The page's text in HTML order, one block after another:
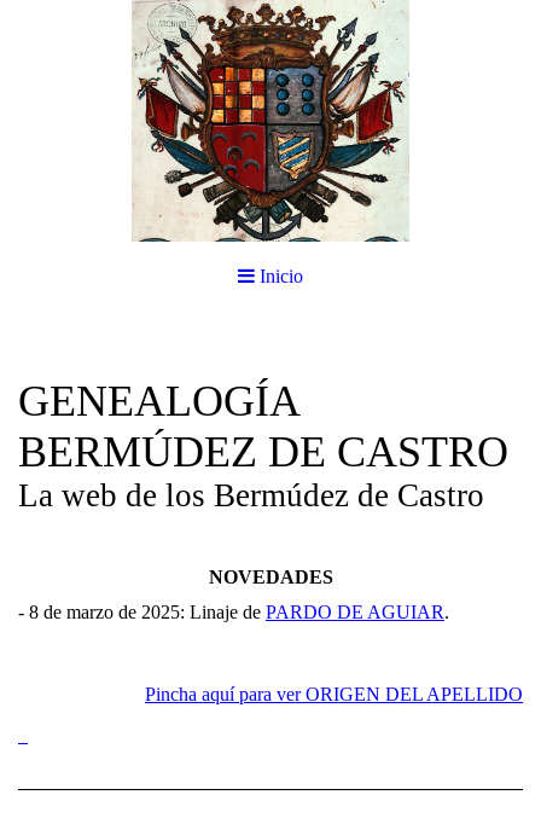
Inicio
GENEALOGÍA
BERMÚDEZ DE CASTRO
La web de los Bermúdez de Castro
NOVEDADES
- 8 de marzo de 2025: Linaje de PARDO DE AGUIAR.
Pincha aquí para ver ORIGEN DEL APELLIDO